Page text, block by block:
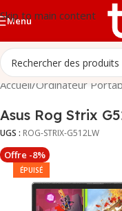
Skip to main content
Menu
Accueil/Ordinateur
Asus Rog Strix
UGS : ROG-STRIX-G512LW
Offre -8%
ÉPUISÉ